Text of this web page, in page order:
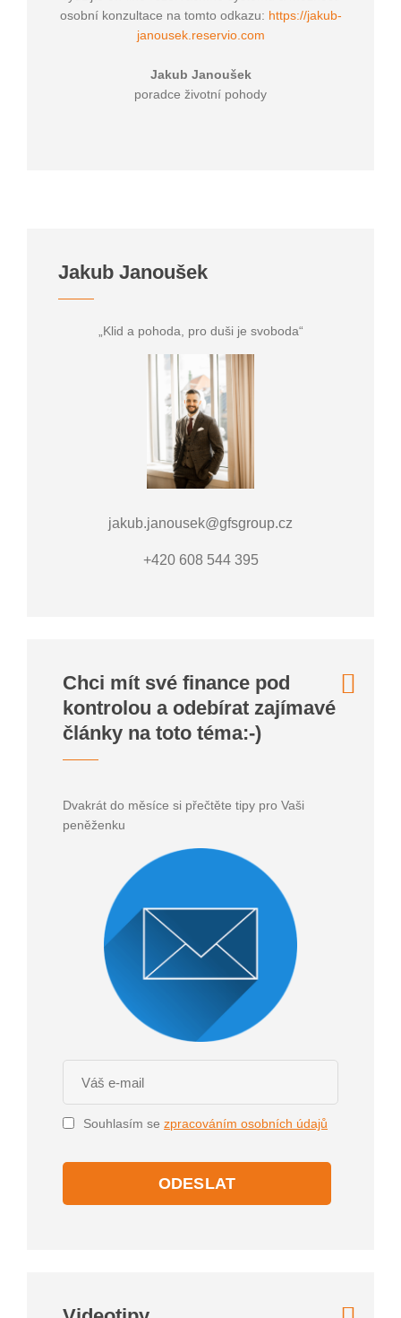
osobní konzultace na tomto odkazu: https://jakub-
janousek.reservio.com
Jakub Janoušek
poradce životní pohody
Jakub Janoušek
„Klid a pohoda, pro duši je svoboda“
jakub.janousek@gfsgroup.cz
+420 608 544 395
Chci mít své finance pod
kontrolou a odebírat zajímavé
články na toto téma:-)
Dvakrát do měsíce si přečtěte tipy pro Vaši
peněženku
Souhlasím se zpracováním osobních údajů
ODESLAT